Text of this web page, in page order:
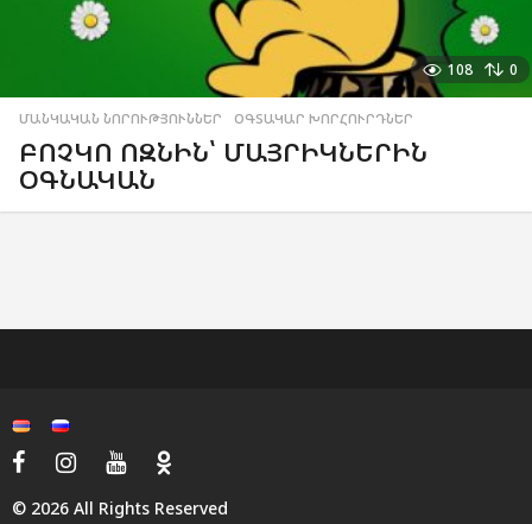
108 0
ՄԱՆԿԱԿԱՆ ՆՈՐՈՒԹՅՈՒՆՆԵՐ ,ՕԳՏԱԿԱՐ ԽՈՐՀՈՒՐԴՆԵՐ
ԲՈՉԿՈ ՈԶՆԻՆ՝ ՄԱՅՐԻԿՆԵՐԻՆ
ՕԳՆԱԿԱՆ
© 2026 All Rights Reserved